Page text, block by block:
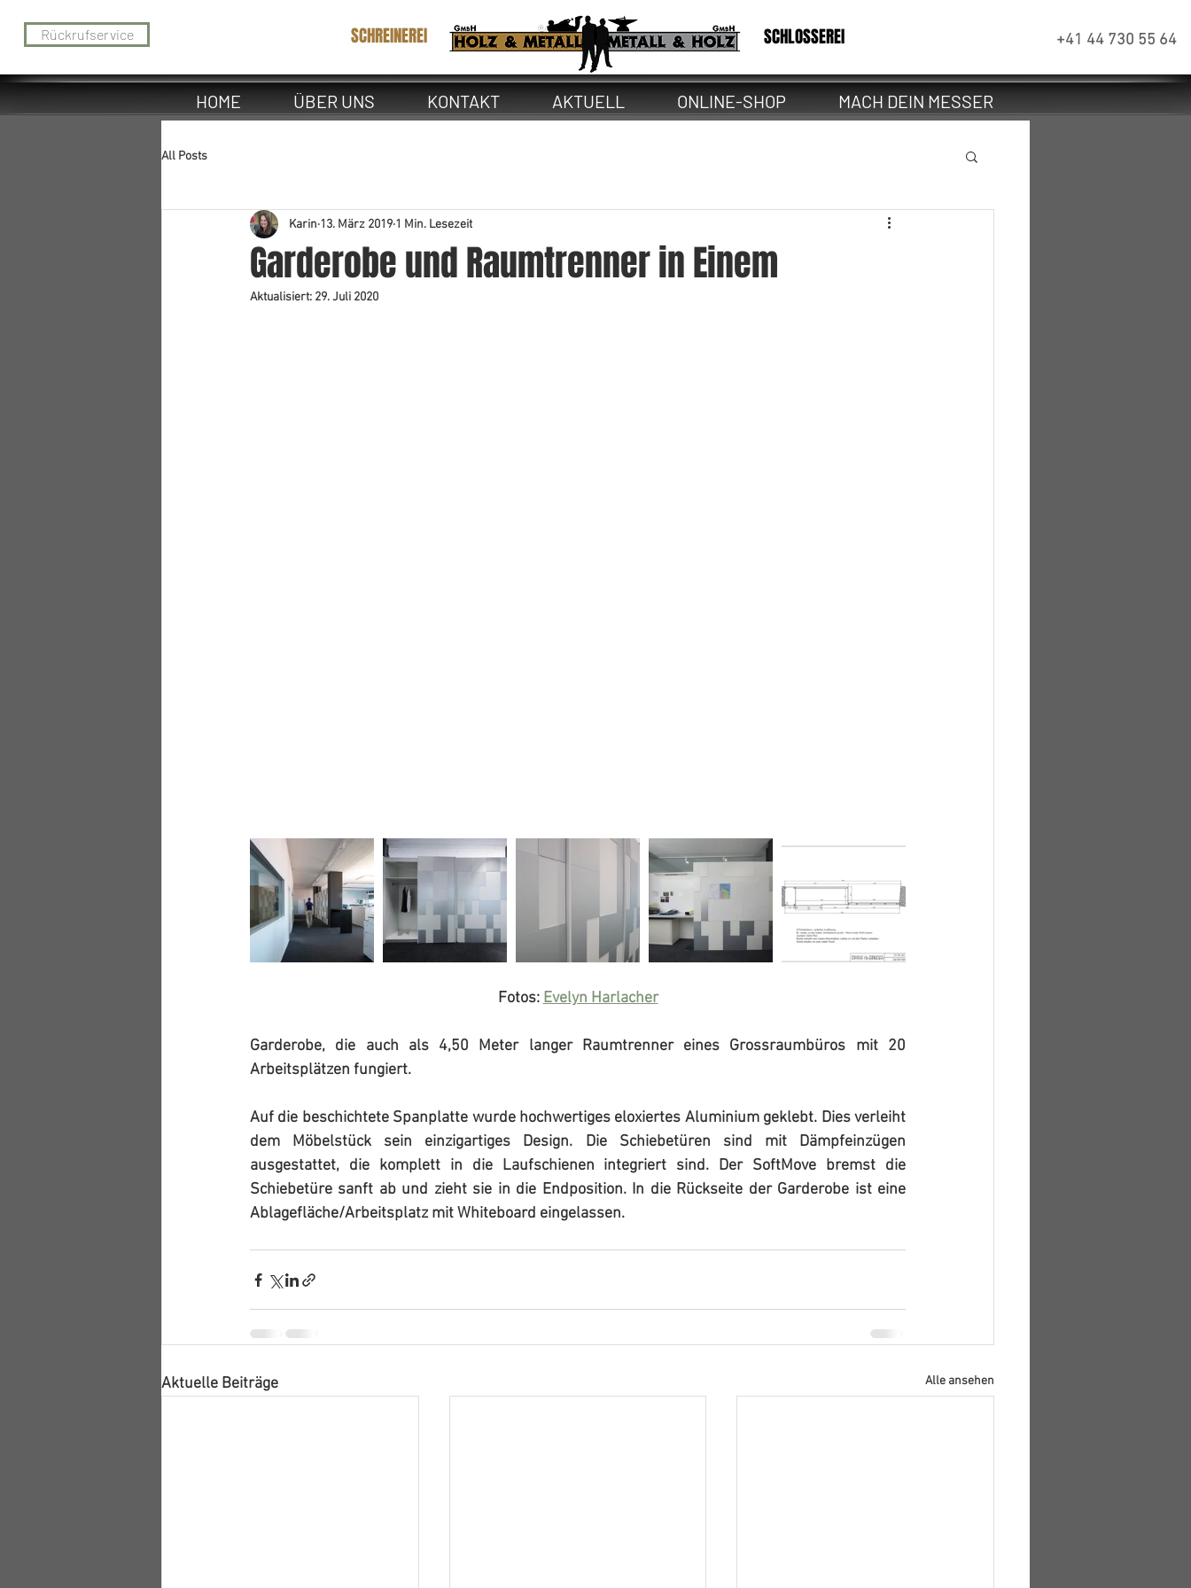
Rückrufservice +41 44 730 55 64
SCHREINEREI SCHLOSSEREI
HOME ÜBER UNS KONTAKT AKTUELL ONLINE-SHOP MACH DEIN MESSER
All Posts
Garderobe und Raumtrenner in Einem
Karin 13. März 2019 1 Min. Lesezeit
Aktualisiert: 29. Juli 2020
Fotos: Evelyn Harlacher
Garderobe, die auch als 4,50 Meter langer Raumtrenner eines Grossraumbüros mit 20
Arbeitsplätzen fungiert.
Auf die beschichtete Spanplatte wurde hochwertiges eloxiertes Aluminium geklebt. Dies verleiht
dem Möbelstück sein einzigartiges Design. Die Schiebetüren sind mit Dämpfeinzügen
ausgestattet, die komplett in die Laufschienen integriert sind. Der SoftMove bremst die
Schiebetüre sanft ab und zieht sie in die Endposition. In die Rückseite der Garderobe ist eine
Ablagefläche/Arbeitsplatz mit Whiteboard eingelassen.
Aktuelle Beiträge Alle ansehen